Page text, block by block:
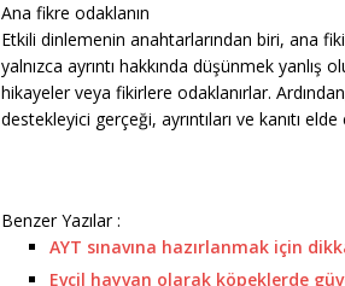
Ana fikre odaklanın
Etkili dinlemenin anahtarlarından biri, ana
yalnızca ayrıntı hakkında düşünmek
hikayeler veya fikirlere odaklanırlar.
destekleyici gerçeği, ayrıntıları ve kanıtı
Benzer Yazılar :
AYT sınavına hazırlanmak için
Evcil hayvan olarak köpeklerde